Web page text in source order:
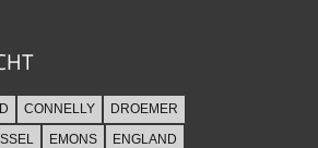
CONNELLY
DROEMER
EMONS
ENGLAND